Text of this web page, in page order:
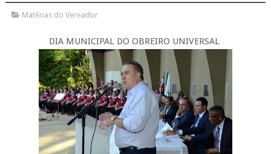
Matérias do Vereador
DIA MUNICIPAL DO OBREIRO UNIVERSAL